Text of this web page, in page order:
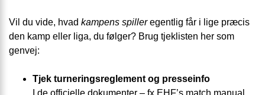
Vil du vide, hvad kampens spilleregentlig får i lige præcis
den kamp eller liga, du følger? Brug tjeklisten her som
genvej:
Tjek turneringsreglement og presseinfo
I de officielle dokumenter – fx EHF’s match manual